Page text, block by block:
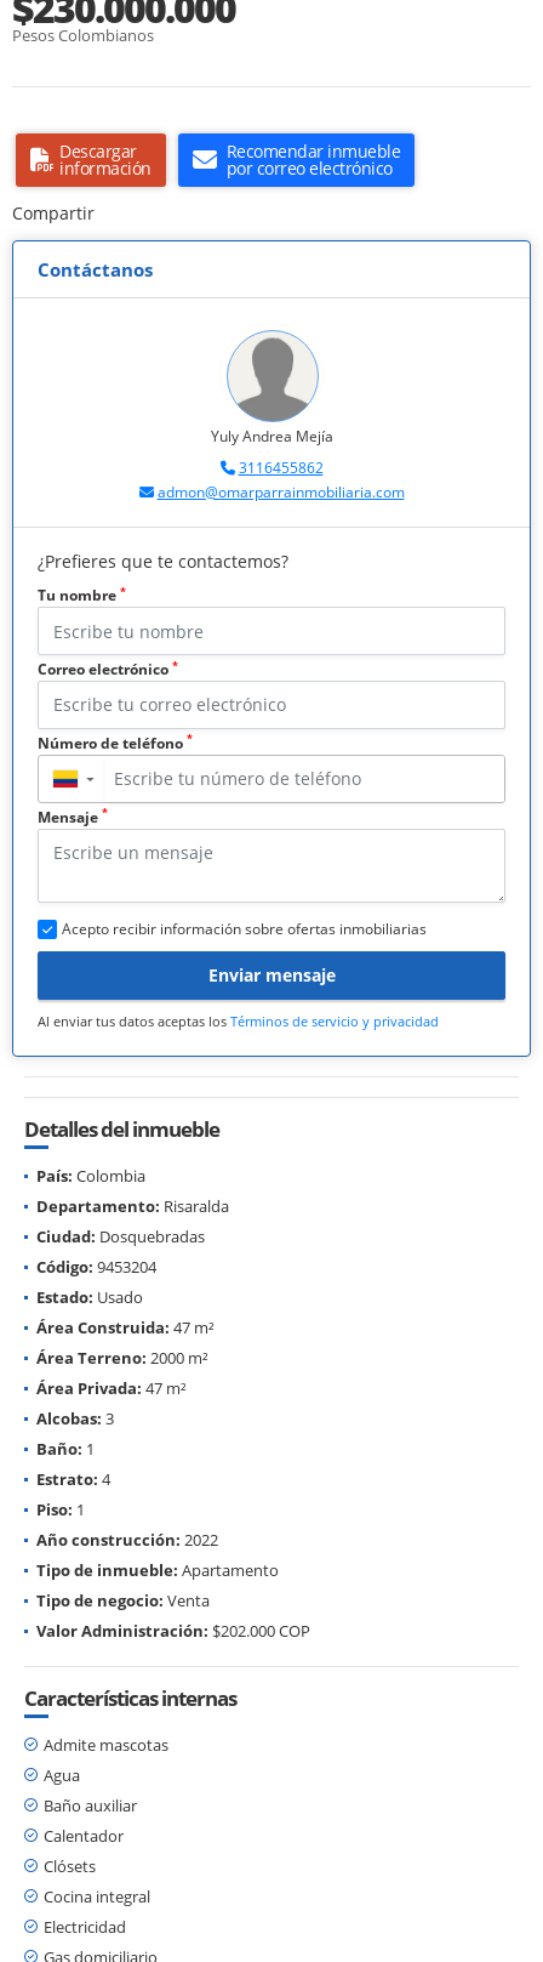
Pesos Colombianos
Descargar
información
Recomendar inmueble
por correo electrónico
Compartir
Contáctanos
Yuly Andrea Mejía
3116455862
admon@omarparrainmobiliaria.com
¿Prefieres que te contactemos?
Tu nombre *
Correo electrónico *
Número de teléfono *
▼
Mensaje *
Acepto recibir información sobre ofertas inmobiliarias
Enviar mensaje
Al enviar tus datos aceptas los Términos de servicio y privacidad
Detalles del inmueble
País: Colombia
Departamento: Risaralda
Ciudad: Dosquebradas
Código: 9453204
Estado: Usado
Área Construida: 47 m²
Área Terreno: 2000 m²
Área Privada: 47 m²
Alcobas: 3
Baño: 1
Estrato: 4
Piso: 1
Año construcción: 2022
Tipo de inmueble: Apartamento
Tipo de negocio: Venta
Valor Administración: $202.000 COP
Características internas
Admite mascotas
Agua
Baño auxiliar
Calentador
Clósets
Cocina integral
Electricidad
Gas domiciliario